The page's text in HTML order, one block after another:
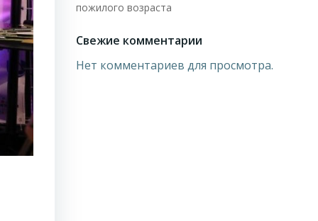
пожилого возраста
Свежие комментарии
Нет комментариев для просмотра.